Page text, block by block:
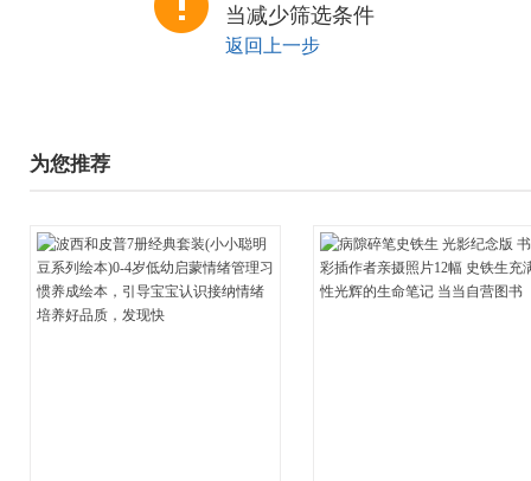
当减少筛选条件
返回上一步
为您推荐